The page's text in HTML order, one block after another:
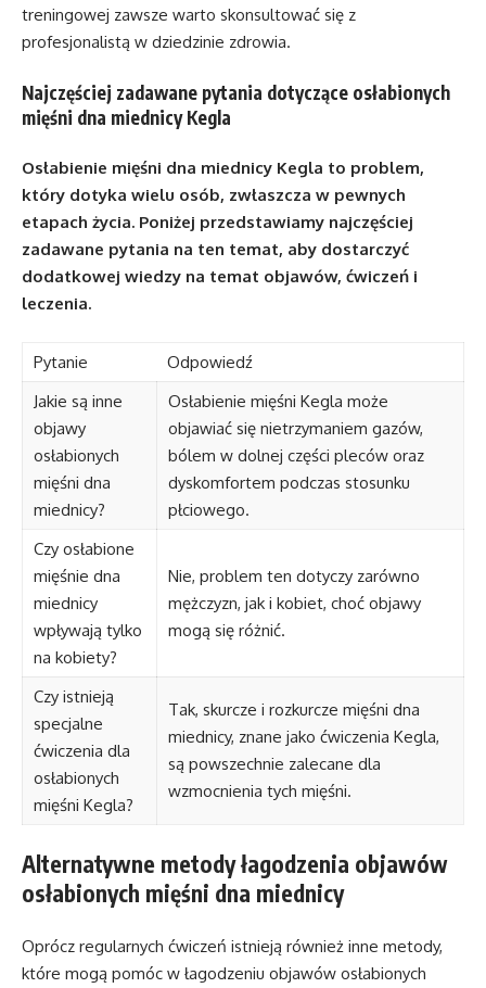
treningowej zawsze warto skonsultować się z
profesjonalistą w dziedzinie zdrowia.
Najczęściej zadawane pytania dotyczące osłabionych
mięśni dna miednicy Kegla
Osłabienie mięśni dna miednicy Kegla to problem,
który dotyka wielu osób, zwłaszcza w pewnych
etapach życia. Poniżej przedstawiamy najczęściej
zadawane pytania na ten temat, aby dostarczyć
dodatkowej wiedzy na temat objawów, ćwiczeń i
leczenia.
Pytanie
Odpowiedź
Jakie są inne
objawy
osłabionych
mięśni dna
miednicy?
Osłabienie mięśni Kegla może
objawiać się nietrzymaniem gazów,
bólem w dolnej części pleców oraz
dyskomfortem podczas stosunku
płciowego.
Czy osłabione
mięśnie dna
miednicy
wpływają tylko
na kobiety?
Nie, problem ten dotyczy zarówno
mężczyzn, jak i kobiet, choć objawy
mogą się różnić.
Czy istnieją
specjalne
ćwiczenia dla
osłabionych
mięśni Kegla?
Tak, skurcze i rozkurcze mięśni dna
miednicy, znane jako ćwiczenia Kegla,
są powszechnie zalecane dla
wzmocnienia tych mięśni.
Alternatywne metody łagodzenia objawów
osłabionych mięśni dna miednicy
Oprócz regularnych ćwiczeń istnieją również inne metody,
które mogą pomóc w łagodzeniu objawów osłabionych